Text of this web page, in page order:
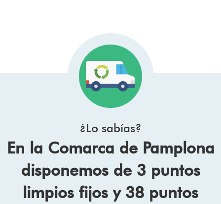
¿Lo sabías?
En la Comarca de Pamplona
disponemos de 3 puntos
limpios fijos y 38 puntos